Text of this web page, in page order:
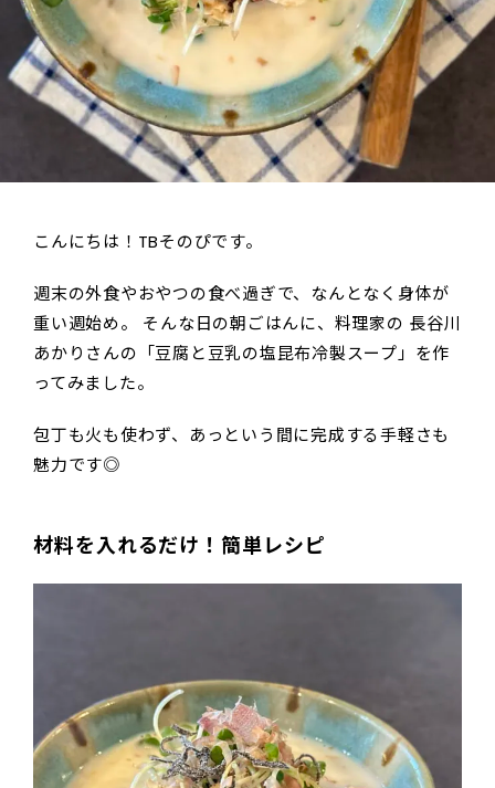
こんにちは！TBそのぴです。
週末の外食やおやつの食べ過ぎで、なんとなく身体が
重い週始め。 そんな日の朝ごはんに、料理家の 長谷川
あかりさんの「豆腐と豆乳の塩昆布冷製スープ」を作
ってみました。
包丁も火も使わず、あっという間に完成する手軽さも
魅力です◎
材料を入れるだけ！簡単レシピ